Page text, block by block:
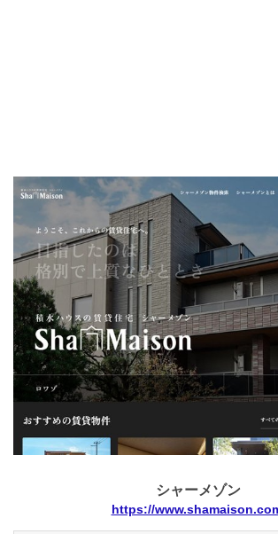
シャーメゾン
https://